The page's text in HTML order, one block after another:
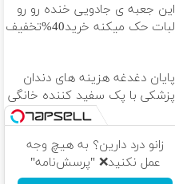
این جعبه ی جادویی خنده رو رو
لبات حک میکنه خرید40%تخفیف
پایان دغدغه هزینه های دندان
پزشکی با پک سفید کننده خانگی
زانو درد دارین؟ به هیچ وجه
عمل نکنید❌ "پرسش‌نامه"